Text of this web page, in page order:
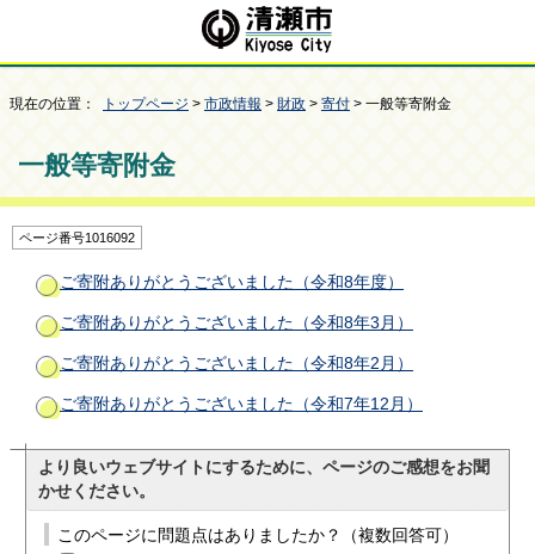
現在の位置： トップページ > 市政情報 > 財政 > 寄付 > 一般等寄附金
一般等寄附金
ページ番号1016092
ご寄附ありがとうございました（令和8年度）
ご寄附ありがとうございました（令和8年3月）
ご寄附ありがとうございました（令和8年2月）
ご寄附ありがとうございました（令和7年12月）
より良いウェブサイトにするために、ページのご感想をお聞
かせください。
このページに問題点はありましたか？（複数回答可）